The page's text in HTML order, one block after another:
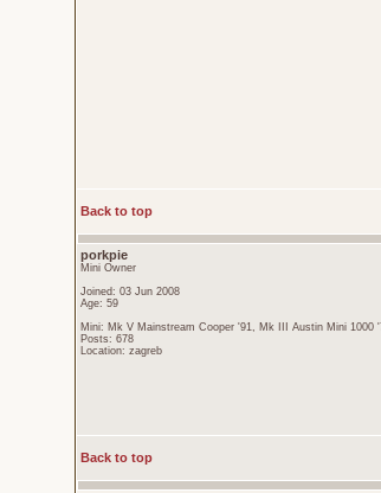
Back to top
porkpie
Mini Owner
Joined: 03 Jun 2008
Age: 59
Mini: Mk V Mainstream Cooper '91, Mk III Austin Mini 1000
Posts: 678
Location: zagreb
Back to top